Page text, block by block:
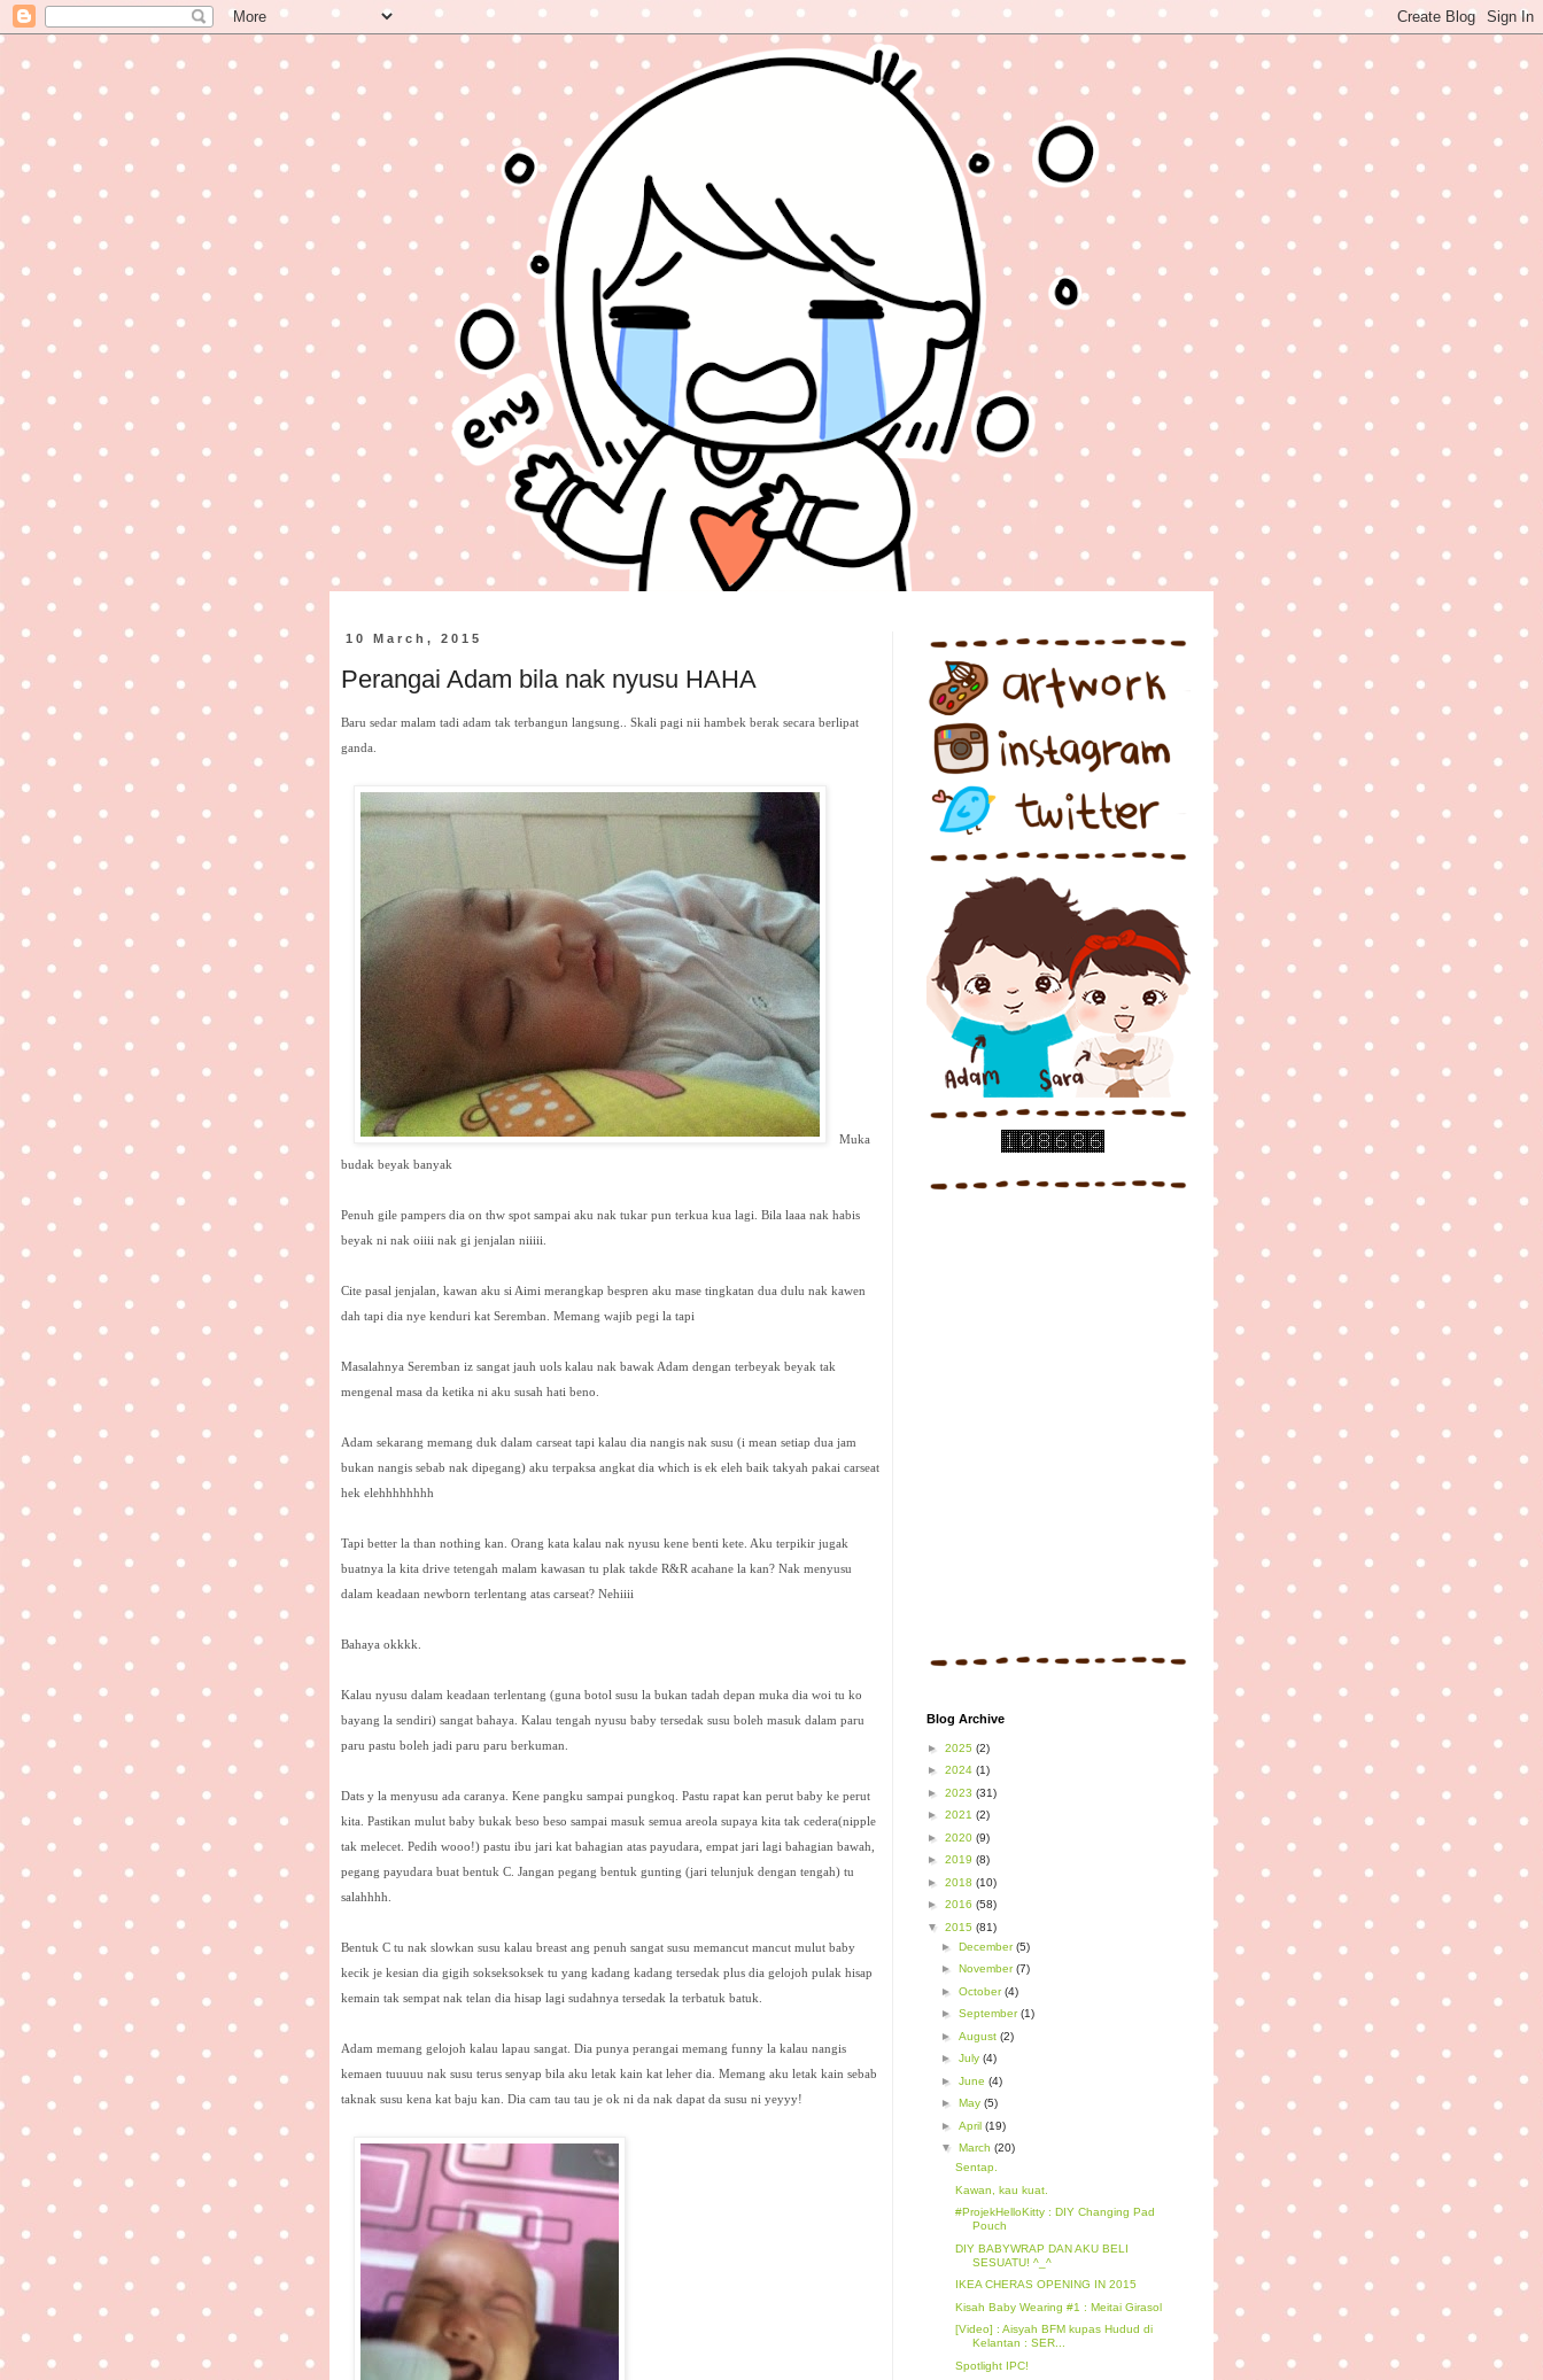
10 March, 2015
Perangai Adam bila nak nyusu HAHA
Baru sedar malam tadi adam tak terbangun langsung.. Skali pagi nii hambek berak secara berlipat
ganda.
Muka
budak beyak banyak
Penuh gile pampers dia on thw spot sampai aku nak tukar pun terkua kua lagi. Bila laaa nak habis
beyak ni nak oiiii nak gi jenjalan niiiii.
Cite pasal jenjalan, kawan aku si Aimi merangkap bespren aku mase tingkatan dua dulu nak kawen
dah tapi dia nye kenduri kat Seremban. Memang wajib pegi la tapi
Masalahnya Seremban iz sangat jauh uols kalau nak bawak Adam dengan terbeyak beyak tak
mengenal masa da ketika ni aku susah hati beno.
Adam sekarang memang duk dalam carseat tapi kalau dia nangis nak susu (i mean setiap dua jam
bukan nangis sebab nak dipegang) aku terpaksa angkat dia which is ek eleh baik takyah pakai carseat
hek elehhhhhhhh
Tapi better la than nothing kan. Orang kata kalau nak nyusu kene benti kete. Aku terpikir jugak
buatnya la kita drive tetengah malam kawasan tu plak takde R&R acahane la kan? Nak menyusu
dalam keadaan newborn terlentang atas carseat? Nehiiii
Bahaya okkkk.
Kalau nyusu dalam keadaan terlentang (guna botol susu la bukan tadah depan muka dia woi tu ko
bayang la sendiri) sangat bahaya. Kalau tengah nyusu baby tersedak susu boleh masuk dalam paru
paru pastu boleh jadi paru paru berkuman.
Dats y la menyusu ada caranya. Kene pangku sampai pungkoq. Pastu rapat kan perut baby ke perut
kita. Pastikan mulut baby bukak beso beso sampai masuk semua areola supaya kita tak cedera(nipple
tak melecet. Pedih wooo!) pastu ibu jari kat bahagian atas payudara, empat jari lagi bahagian bawah,
pegang payudara buat bentuk C. Jangan pegang bentuk gunting (jari telunjuk dengan tengah) tu
salahhhh.
Bentuk C tu nak slowkan susu kalau breast ang penuh sangat susu memancut mancut mulut baby
kecik je kesian dia gigih sokseksoksek tu yang kadang kadang tersedak plus dia gelojoh pulak hisap
kemain tak sempat nak telan dia hisap lagi sudahnya tersedak la terbatuk batuk.
Adam memang gelojoh kalau lapau sangat. Dia punya perangai memang funny la kalau nangis
kemaen tuuuuu nak susu terus senyap bila aku letak kain kat leher dia. Memang aku letak kain sebab
taknak susu kena kat baju kan. Dia cam tau tau je ok ni da nak dapat da susu ni yeyyy!
Blog Archive
► 2025 (2)
► 2024 (1)
► 2023 (31)
► 2021 (2)
► 2020 (9)
► 2019 (8)
► 2018 (10)
► 2016 (58)
▼ 2015 (81)
► December(5)
► November(7)
► October(4)
► September(1)
► August (2)
► July (4)
► June (4)
► May (5)
► April (19)
▼ March (20)
Sentap.
Kawan, kau kuat.
#ProjekHelloKitty : DIY Changing Pad
Pouch
DIY BABYWRAP DAN AKU BELI
SESUATU! ^_^
IKEA CHERAS OPENING IN 2015
Kisah Baby Wearing #1 : Meitai Girasol
[Video] : Aisyah BFM kupas Hudud di
Kelantan : SER...
Spotlight IPC!